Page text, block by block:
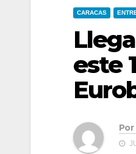
CARACAS
este
Por